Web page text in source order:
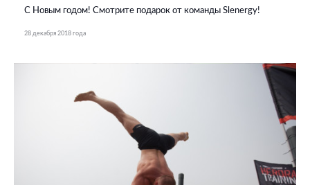
С Новым годом! Смотрите подарок от команды Slenergy!
28 декабря 2018 года